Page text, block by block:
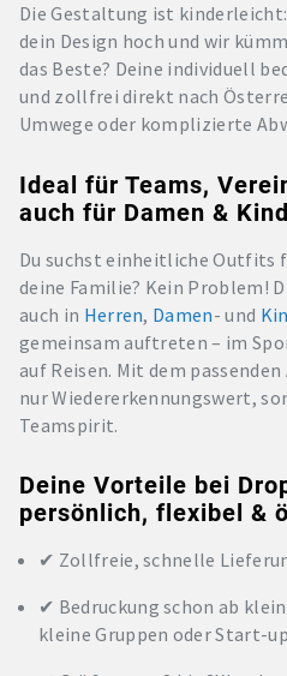
Die Gestaltung ist
dein Design hoch und wir
das Beste? Deine individuell
und zollfrei direkt nach
Umwege oder komplizierte
Ideal für Teams,
auch für Damen &
Du suchst einheitliche Outfits
deine Familie? Kein Problem!
auch in Herren, Damen- und
gemeinsam auftreten – im
auf Reisen. Mit dem
nur Wiedererkennungswert,
Teamspirit.
Deine Vorteile bei
persönlich, flexibel &
✔ Zollfreie, schnelle
✔ Bedruckung schon ab
kleine Gruppen oder Start-